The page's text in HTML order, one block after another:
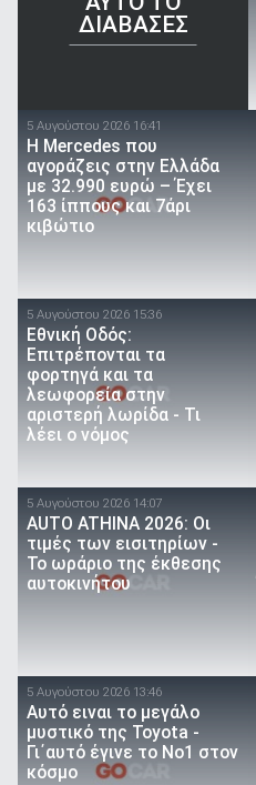
ΔΙΑΒΑΣΕΣ
5 Αυγούστου 2026 16:41
Η Mercedes που
αγοράζεις στην Ελλάδα
με 32.990 ευρώ – Έχει
163 ίππους και 7άρι
κιβώτιο
5 Αυγούστου 2026 15:36
Εθνική Οδός:
Επιτρέπονται τα
φορτηγά και τα
λεωφορεία στην
αριστερή λωρίδα - Τι
λέει ο νόμος
5 Αυγούστου 2026 14:07
AUTO ATHINA 2026: Οι
τιμές των εισιτηρίων -
Το ωράριο της έκθεσης
αυτοκινήτου
5 Αυγούστου 2026 13:46
Αυτό ειναι τo μεγάλο
μυστικό της Toyota -
Γι΄αυτό έγινε το Νο1 στον
κόσμο